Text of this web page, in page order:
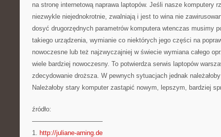
na stronę internetową naprawa laptopów. Jeśli nasze komputery
niezwykle niejednokrotnie, zwalniają i jest to wina nie
dosyć drugorzędnych parametrów komputera wtenczas musimy
takiego urządzenia, wymianie co niektórych jego części na
nowoczesne lub też najzwyczajniej w świecie wymiana całego
wiele bardziej nowoczesny. To potwierdza serwis laptopów
zdecydowanie droższa. W pewnych sytuacjach jednak
Należałoby stary komputer zastąpić nowym, lepszym, bardziej
źródło:
———————————
1. http://juliane-arning.de